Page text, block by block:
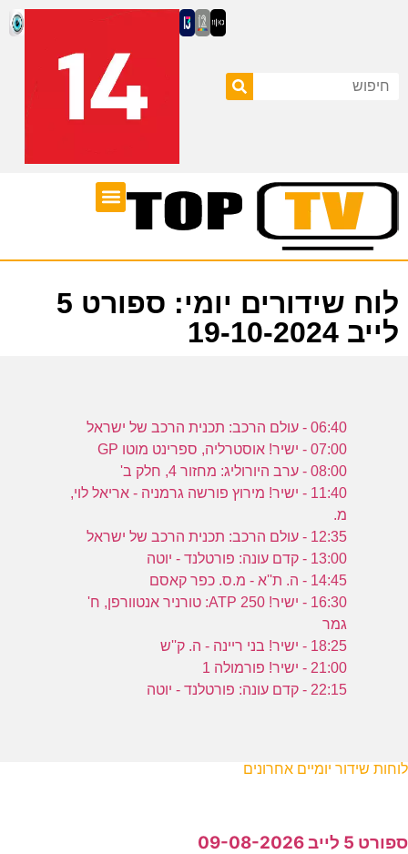
לוח שידורים יומי: ספורט 5
לייב 19-10-2024
06:40 - עולם הרכב: תכנית הרכב של ישראל
07:00 - ישיר! אוסטרליה, ספרינט מוטו GP
08:00 - ערב היורוליג: מחזור 4, חלק ב'
11:40 - ישיר! מירוץ פורשה גרמניה - אריאל לוי,
מ.
12:35 - עולם הרכב: תכנית הרכב של ישראל
13:00 - קדם עונה: פורטלנד - יוטה
14:45 - ה. ת''א - מ.ס. כפר קאסם
16:30 - ישיר! ATP 250: טורניר אנטוורפן, ח'
גמר
18:25 - ישיר! בני ריינה - ה. ק''ש
21:00 - ישיר! פורמולה 1
22:15 - קדם עונה: פורטלנד - יוטה
לוחות שידור יומיים אחרונים
ספורט 5 לייב 09-08-2026